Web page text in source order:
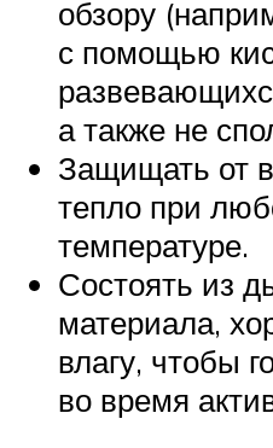
обзору
с помощью
а также не
Защищать от
тепло при
температуре.
Состоять из
материала,
влагу, чтобы
во время